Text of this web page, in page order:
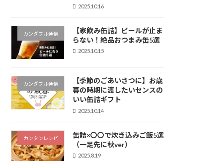
2025.10.16
カンダフル通信
【家飲み缶詰】ビールが止ま
らない！絶品おつまみ缶5選
2025.10.15
カンダフル通信
【季節のごあいさつに】お歳
暮の時期に渡したいセンスの
いい缶詰ギフト
2025.10.14
カンタンレシピ
缶詰×〇〇で炊き込みご飯5選
（一足先に秋ver）
2025.8.19